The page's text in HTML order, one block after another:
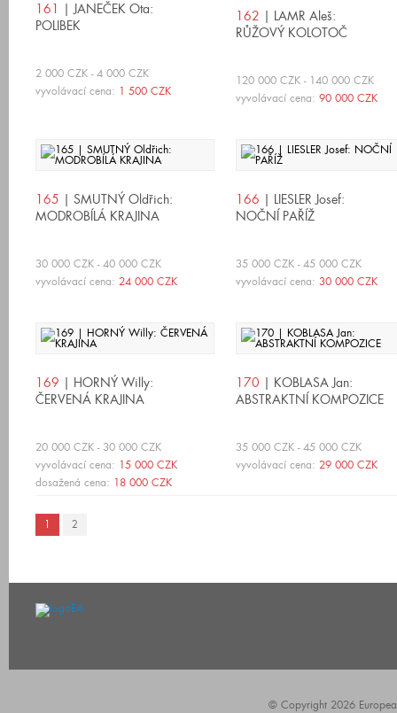
161 | JANEČEK Ota:
POLIBEK
2 000 CZK - 4 000 CZK
vyvolávací cena: 1 500 CZK
162 | LAMR Aleš:
RŮŽOVÝ KOLOTOČ
120 000 CZK - 140 000 CZK
vyvolávací cena: 90 000 CZK
165 | SMUTNÝ Oldřich:
MODROBÍLÁ KRAJINA
30 000 CZK - 40 000 CZK
vyvolávací cena: 24 000 CZK
166 | LIESLER Josef:
NOČNÍ PAŘÍŽ
35 000 CZK - 45 000 CZK
vyvolávací cena: 30 000 CZK
169 | HORNÝ Willy:
ČERVENÁ KRAJINA
20 000 CZK - 30 000 CZK
vyvolávací cena: 15 000 CZK
dosažená cena: 18 000 CZK
170 | KOBLASA Jan:
ABSTRAKTNÍ KOMPOZICE
35 000 CZK - 45 000 CZK
vyvolávací cena: 29 000 CZK
1 2
© Copyright 2026